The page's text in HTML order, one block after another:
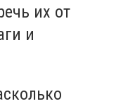
их от
и